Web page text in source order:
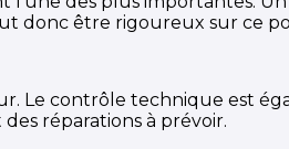
donc être rigoureux sur ce
Le contrôle technique est
réparations à prévoir.